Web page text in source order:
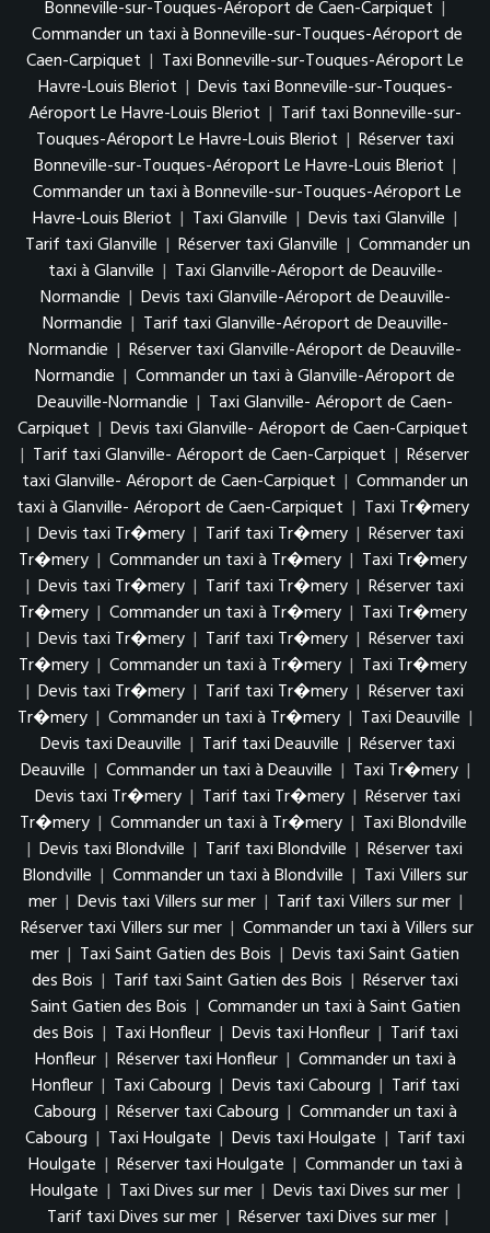
Bonneville-sur-Touques-Aéroport de Caen-Carpiquet |
Commander un taxi à Bonneville-sur-Touques-Aéroport de
Caen-Carpiquet | Taxi Bonneville-sur-Touques-Aéroport Le
Havre-Louis Bleriot | Devis taxi Bonneville-sur-Touques-
Aéroport Le Havre-Louis Bleriot | Tarif taxi Bonneville-sur-
Touques-Aéroport Le Havre-Louis Bleriot | Réserver taxi
Bonneville-sur-Touques-Aéroport Le Havre-Louis Bleriot |
Commander un taxi à Bonneville-sur-Touques-Aéroport Le
Havre-Louis Bleriot | Taxi Glanville | Devis taxi Glanville |
Tarif taxi Glanville | Réserver taxi Glanville | Commander un
taxi à Glanville | Taxi Glanville-Aéroport de Deauville-
Normandie | Devis taxi Glanville-Aéroport de Deauville-
Normandie | Tarif taxi Glanville-Aéroport de Deauville-
Normandie | Réserver taxi Glanville-Aéroport de Deauville-
Normandie | Commander un taxi à Glanville-Aéroport de
Deauville-Normandie | Taxi Glanville- Aéroport de Caen-
Carpiquet | Devis taxi Glanville- Aéroport de Caen-Carpiquet
| Tarif taxi Glanville- Aéroport de Caen-Carpiquet | Réserver
taxi Glanville- Aéroport de Caen-Carpiquet | Commander un
taxi à Glanville- Aéroport de Caen-Carpiquet | Taxi Tr�mery
| Devis taxi Tr�mery | Tarif taxi Tr�mery | Réserver taxi
Tr�mery | Commander un taxi à Tr�mery | Taxi Tr�mery
| Devis taxi Tr�mery | Tarif taxi Tr�mery | Réserver taxi
Tr�mery | Commander un taxi à Tr�mery | Taxi Tr�mery
| Devis taxi Tr�mery | Tarif taxi Tr�mery | Réserver taxi
Tr�mery | Commander un taxi à Tr�mery | Taxi Tr�mery
| Devis taxi Tr�mery | Tarif taxi Tr�mery | Réserver taxi
Tr�mery | Commander un taxi à Tr�mery | Taxi Deauville |
Devis taxi Deauville | Tarif taxi Deauville | Réserver taxi
Deauville | Commander un taxi à Deauville | Taxi Tr�mery |
Devis taxi Tr�mery | Tarif taxi Tr�mery | Réserver taxi
Tr�mery | Commander un taxi à Tr�mery | Taxi Blondville
| Devis taxi Blondville | Tarif taxi Blondville | Réserver taxi
Blondville | Commander un taxi à Blondville | Taxi Villers sur
mer | Devis taxi Villers sur mer | Tarif taxi Villers sur mer |
Réserver taxi Villers sur mer | Commander un taxi à Villers sur
mer | Taxi Saint Gatien des Bois | Devis taxi Saint Gatien
des Bois | Tarif taxi Saint Gatien des Bois | Réserver taxi
Saint Gatien des Bois | Commander un taxi à Saint Gatien
des Bois | Taxi Honfleur | Devis taxi Honfleur | Tarif taxi
Honfleur | Réserver taxi Honfleur | Commander un taxi à
Honfleur | Taxi Cabourg | Devis taxi Cabourg | Tarif taxi
Cabourg | Réserver taxi Cabourg | Commander un taxi à
Cabourg | Taxi Houlgate | Devis taxi Houlgate | Tarif taxi
Houlgate | Réserver taxi Houlgate | Commander un taxi à
Houlgate | Taxi Dives sur mer | Devis taxi Dives sur mer |
Tarif taxi Dives sur mer | Réserver taxi Dives sur mer |